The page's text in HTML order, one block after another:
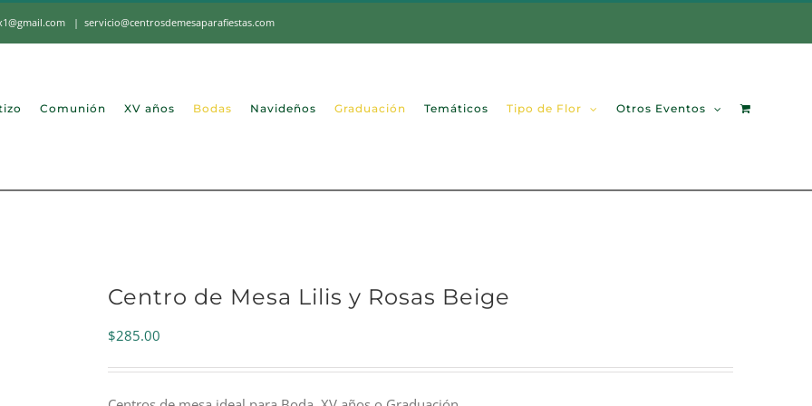
| servicio@centrosdemesaparafiestas.com
Comunión XV años Bodas Navideños Graduación Temáticos Tipo de Flor Otros Eventos
Centro de Mesa Lilis y Rosas Beige
$285.00